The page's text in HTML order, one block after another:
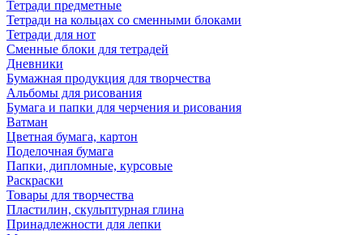
Тетради предметные
Тетради на кольцах со сменными блоками
Тетради для нот
Сменные блоки для тетрадей
Дневники
Бумажная продукция для творчества
Альбомы для рисования
Бумага и папки для черчения и рисования
Ватман
Цветная бумага, картон
Поделочная бумага
Папки, дипломные, курсовые
Раскраски
Товары для творчества
Пластилин, скульптурная глина
Принадлежности для лепки